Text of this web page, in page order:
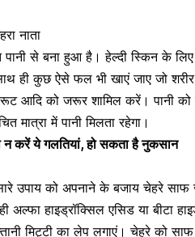
नाता
से बना हुआ है। हेल्दी स्किन के
ही कुछ ऐसे फल भी खाएं जाए जो
आदि को जरूर शामिल करें। पानी
मात्रा में पानी मिलता रहेगा।
करें ये गलतियां, हो सकता है नुकसान
उपाय को अपनाने के बजाय चेहरे
अल्फा हाइड्रॉक्सिल एसिड या
मिट्टी का लेप लगाएं। चेहरे को